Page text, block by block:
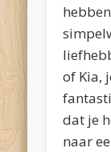
of Kia,
dat je
naar